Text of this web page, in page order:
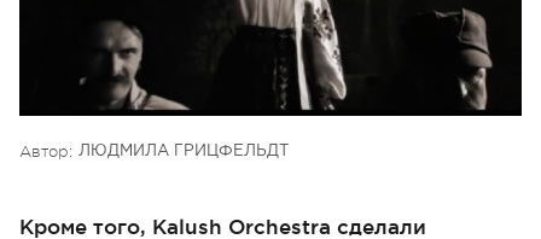
Автор: ЛЮДМИЛА ГРИЦФЕЛЬДТ
Кроме того, Kalush Orchestra сделали